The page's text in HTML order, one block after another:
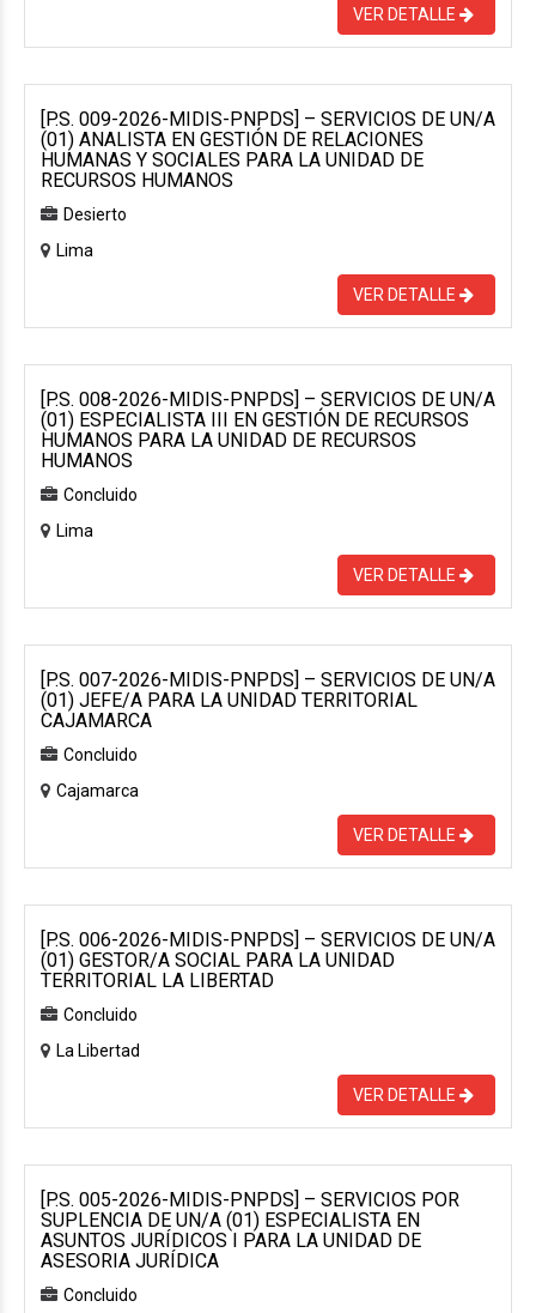
VER DETALLE
[P.S. 009-2026-MIDIS-PNPDS] – SERVICIOS DE UN/A
(01) ANALISTA EN GESTIÓN DE RELACIONES
HUMANAS Y SOCIALES PARA LA UNIDAD DE
RECURSOS HUMANOS
Desierto
Lima
VER DETALLE
[P.S. 008-2026-MIDIS-PNPDS] – SERVICIOS DE UN/A
(01) ESPECIALISTA III EN GESTIÓN DE RECURSOS
HUMANOS PARA LA UNIDAD DE RECURSOS
HUMANOS
Concluido
Lima
VER DETALLE
[P.S. 007-2026-MIDIS-PNPDS] – SERVICIOS DE UN/A
(01) JEFE/A PARA LA UNIDAD TERRITORIAL
CAJAMARCA
Concluido
Cajamarca
VER DETALLE
[P.S. 006-2026-MIDIS-PNPDS] – SERVICIOS DE UN/A
(01) GESTOR/A SOCIAL PARA LA UNIDAD
TERRITORIAL LA LIBERTAD
Concluido
La Libertad
VER DETALLE
[P.S. 005-2026-MIDIS-PNPDS] – SERVICIOS POR
SUPLENCIA DE UN/A (01) ESPECIALISTA EN
ASUNTOS JURÍDICOS I PARA LA UNIDAD DE
ASESORIA JURÍDICA
Concluido